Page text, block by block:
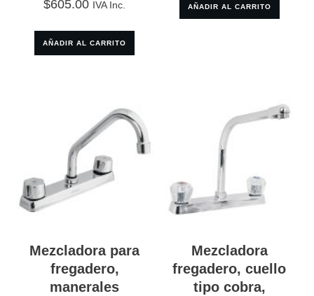
$605.00 IVA Inc.
AÑADIR AL CARRITO
AÑADIR AL CARRITO
Mezcladora para
fregadero,
manerales
Mezcladora
fregadero, cuello
tipo cobra,